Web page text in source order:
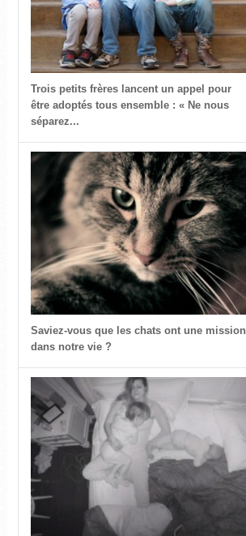
Trois petits frères lancent un appel pour
être adoptés tous ensemble : « Ne nous
séparez...
Saviez-vous que les chats ont une mission
dans notre vie ?